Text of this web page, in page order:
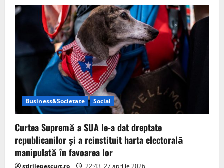
Business&Societate Social
Curtea Supremă a SUA le-a dat dreptate
republicanilor și a reinstituit harta electorală
manipulată în favoarea lor